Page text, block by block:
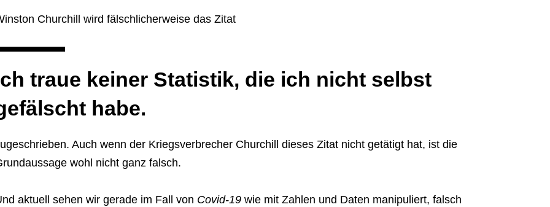
Churchill wird fälschlicherweise das Zitat
traue keiner Statistik, die ich nicht selbst
habe.
Auch wenn der Kriegsverbrecher Churchill dieses Zitat nicht getätigt hat, ist die
wohl nicht ganz falsch.
aktuell sehen wir gerade im Fall von Covid-19wie mit Zahlen und Daten manipuliert, falsch